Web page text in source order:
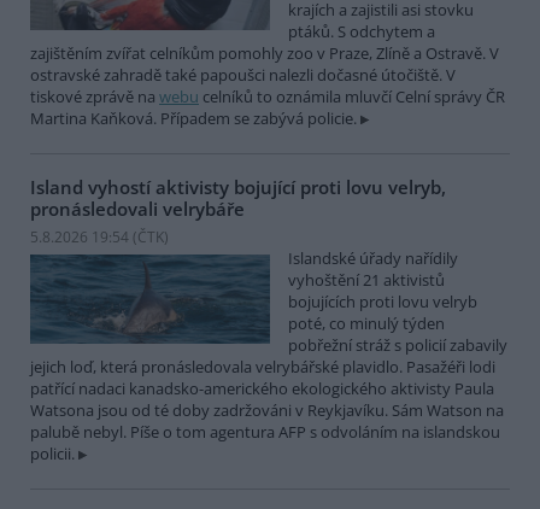
krajích a zajistili asi stovku
ptáků. S odchytem a
zajištěním zvířat celníkům pomohly zoo v Praze, Zlíně a Ostravě. V
ostravské zahradě také papoušci nalezli dočasné útočiště. V
tiskové zprávě na webu celníků to oznámila mluvčí Celní správy ČR
Martina Kaňková. Případem se zabývá policie.
Island vyhostí aktivisty bojující proti lovu velryb,
pronásledovali velrybáře
5.8.2026 19:54 (ČTK)
Islandské úřady nařídily
vyhoštění 21 aktivistů
bojujících proti lovu velryb
poté, co minulý týden
pobřežní stráž s policií zabavily
jejich loď, která pronásledovala velrybářské plavidlo. Pasažéři lodi
patřící nadaci kanadsko-amerického ekologického aktivisty Paula
Watsona jsou od té doby zadržováni v Reykjavíku. Sám Watson na
palubě nebyl. Píše o tom agentura AFP s odvoláním na islandskou
policii.